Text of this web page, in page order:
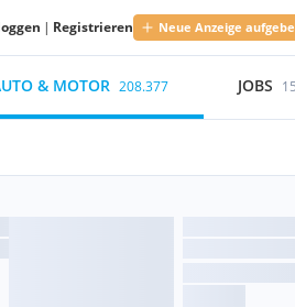
| Registrieren Neue Anzeige
& MOTOR 208.377 JOBS